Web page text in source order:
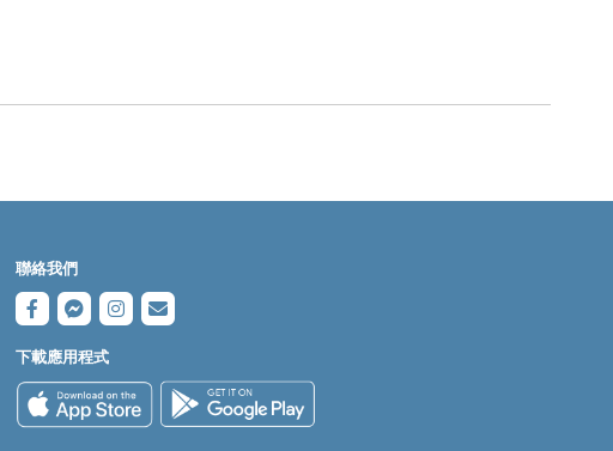
聯絡我們
下載應用程式